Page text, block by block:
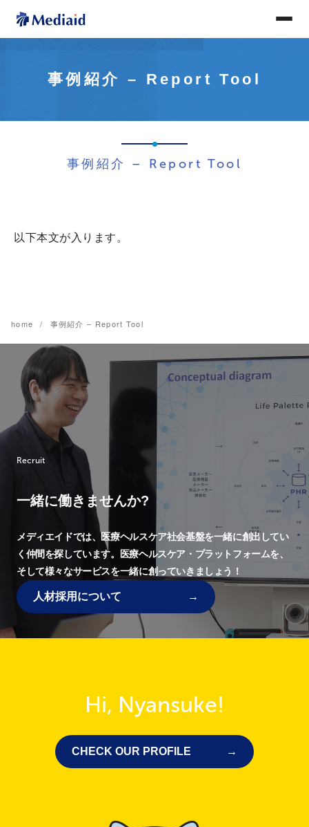
事例紹介 – Report Tool
事例紹介 – Report Tool
以下本文が入ります。
home 事例紹介 – Report Tool
Recruit
一緒に働きませんか?
メディエイドでは、医療ヘルスケア社会基盤を一緒に創出してい
く仲間を探しています。
医療ヘルスケア・プラットフォームを、
そして様々なサービスを一緒に創っていきましょう！
人材採用について
Hi, Nyansuke!
CHECK OUR PROFILE